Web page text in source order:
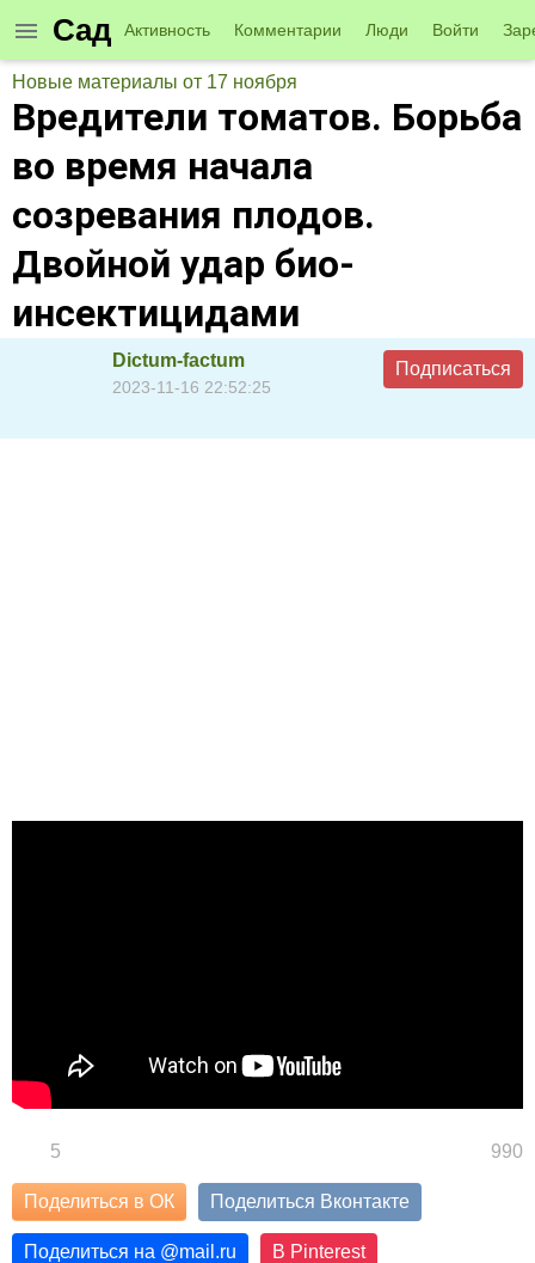
Сад Активность Комментарии Люди Войти
Новые материалы от 17 ноября
Вредители томатов. Борьба
во время начала
созревания плодов.
Двойной удар био-
инсектицидами
Dictum-factum
2023-11-16 22:52:25
Подписаться
5 990
Поделиться в ОК Поделиться Вконтакте
Поделиться на @mail.ru В Pinterest